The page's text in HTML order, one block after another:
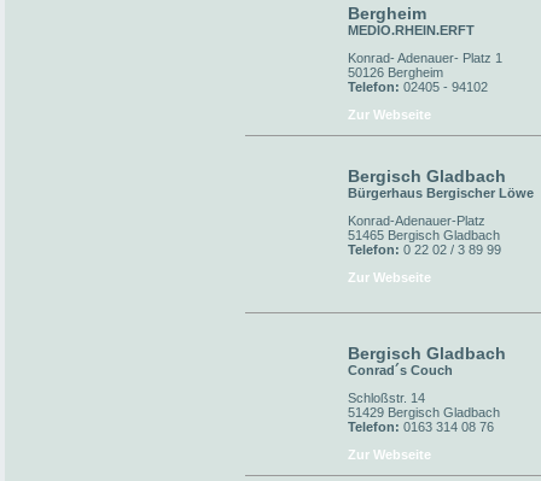
Bergheim
MEDIO.RHEIN.ERFT
Konrad- Adenauer- Platz 1
50126 Bergheim
Telefon: 02405 - 94102
Zur Webseite
Bergisch Gladbach
Bürgerhaus Bergischer Löwe
Konrad-Adenauer-Platz
51465 Bergisch Gladbach
Telefon: 0 22 02 / 3 89 99
Zur Webseite
Bergisch Gladbach
Conrad´s Couch
Schloßstr. 14
51429 Bergisch Gladbach
Telefon: 0163 314 08 76
Zur Webseite